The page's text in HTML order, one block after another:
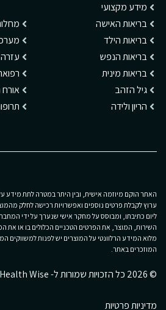
מידע מקצועי
בריאות האישה
בריאות הילד
בריאות הנפש
בריאות מינית
גיל הזהב
הריון ולידה
אורח
האתר הוקם מיוזמה אישית, ובין היתר במטרה לתת מידע
ערוץ לקבלת פרטים נוספים ואפשרויות רכישה לחלק
ליום כתיבתו, ומבוסס על מחקר אישי שנערך על ידי
השירות, המוצר, את הפרטים הטכניים הכלולים בו או את
מלוא המידע הרלוונטי על המוצרים יש לפנות למשווקים
המוזכרים באתר.
© 2026 כל הזכויות שמורות ל- Health Wise
מדיניות פרטיות